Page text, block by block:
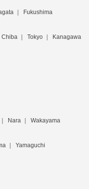
Fukushima
Chiba Tokyo
Kanagawa
Nara Wakayama
Yamaguchi